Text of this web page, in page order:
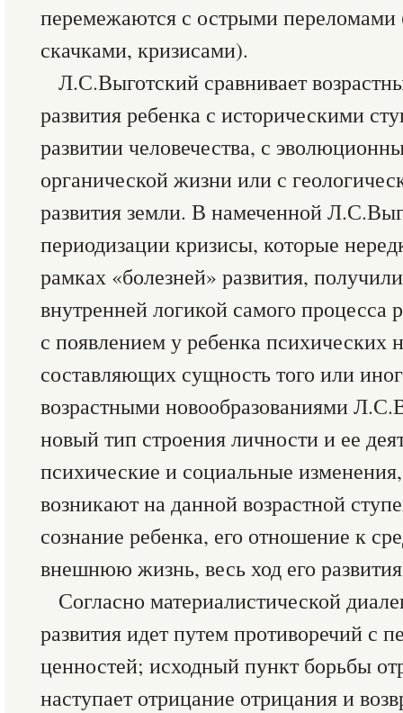
перемежаются с острыми
скачками, кризисами).
Л.С.Выготский сравнивает
развития ребенка с историческими
развитии человечества, с
органической жизни или с
развития земли. В намеченной
периодизации кризисы, которые
рамках «болезней» развития,
внутренней логикой самого процесса
с появлением у ребенка психических
составляющих сущность того или
возрастными новообразованиями
новый тип строения личности и ее
психические и социальные
возникают на данной возрастной
сознание ребенка, его отношение к
внешнюю жизнь, весь ход его
Согласно материалистической
развития идет путем противоречий с
ценностей; исходный пункт борьбы
наступает отрицание отрицания и